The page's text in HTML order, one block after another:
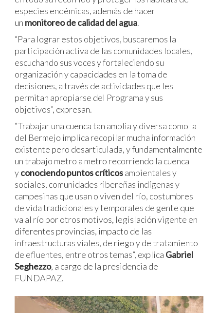
especies endémicas, además de hacer
un monitoreo de calidad del agua.
“Para lograr estos objetivos, buscaremos la
participación activa de las comunidades locales,
escuchando sus voces y fortaleciendo su
organización y capacidades en la toma de
decisiones, a través de actividades que les
permitan apropiarse del Programa y sus
objetivos”, expresan.
“Trabajar una cuenca tan amplia y diversa como la
del Bermejo implica recopilar mucha información
existente pero desarticulada, y fundamentalmente
un trabajo metro a metro recorriendo la cuenca
yconociendo puntos críticosambientales y
sociales, comunidades ribereñas indígenas y
campesinas que usan o viven del río, costumbres
de vida tradicionales y temporales de gente que
va al río por otros motivos, legislación vigente en
diferentes provincias, impacto de las
infraestructuras viales, de riego y de tratamiento
de efluentes, entre otros temas”, explica Gabriel
Seghezzo, a cargo de la presidencia de
FUNDAPAZ.